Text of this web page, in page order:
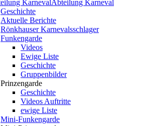
Abteilung Karneval
Geschichte
Aktuelle Berichte
Rönkhauser Karnevalsschlager
Funkengarde
Videos
Ewige Liste
Geschichte
Gruppenbilder
Prinzengarde
Geschichte
Videos Auftritte
ewige Liste
Mini-Funkengarde